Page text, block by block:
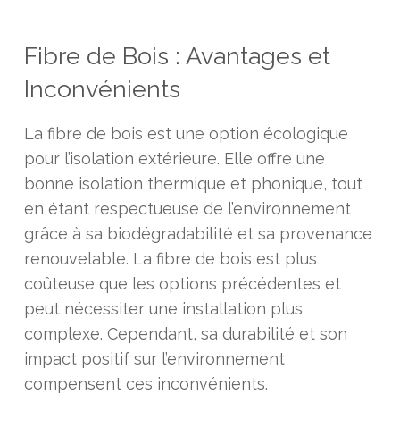
Fibre de Bois : Avantages et
Inconvénients
La fibre de bois est une option écologique
pour l’isolation extérieure. Elle offre une
bonne isolation thermique et phonique, tout
en étant respectueuse de l’environnement
grâce à sa biodégradabilité et sa provenance
renouvelable. La fibre de bois est plus
coûteuse que les options précédentes et
peut nécessiter une installation plus
complexe. Cependant, sa durabilité et son
impact positif sur l’environnement
compensent ces inconvénients.